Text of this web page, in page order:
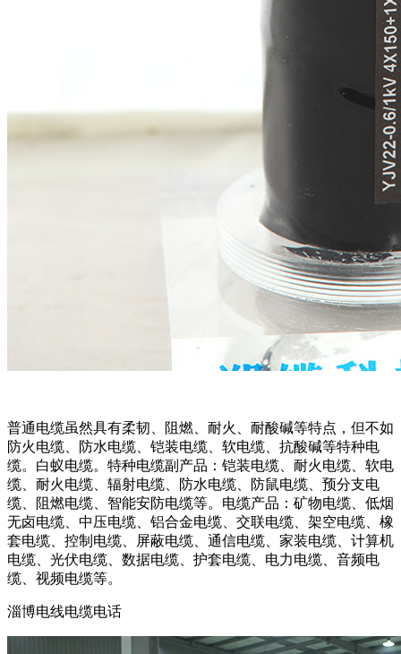
普通电缆虽然具有柔韧、阻燃、耐火、耐酸碱等特点，但不如
防火电缆、防水电缆、铠装电缆、软电缆、抗酸碱等特种电
缆。白蚁电缆。特种电缆副产品：铠装电缆、耐火电缆、软电
缆、耐火电缆、辐射电缆、防水电缆、防鼠电缆、预分支电
缆、阻燃电缆、智能安防电缆等。电缆产品：矿物电缆、低烟
无卤电缆、中压电缆、铝合金电缆、交联电缆、架空电缆、橡
套电缆、控制电缆、屏蔽电缆、通信电缆、家装电缆、计算机
电缆、光伏电缆、数据电缆、护套电缆、电力电缆、音频电
缆、视频电缆等。
淄博电线电缆电话